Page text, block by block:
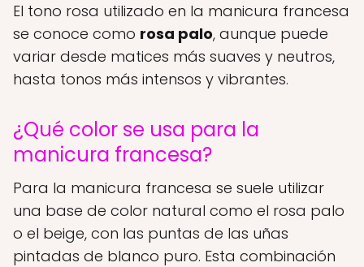
El tono rosa utilizado en la manicura francesa
se conoce como rosa palo, aunque puede
variar desde matices más suaves y neutros,
hasta tonos más intensos y vibrantes.
¿Qué color se usa para la
manicura francesa?
Para la manicura francesa se suele utilizar
una base de color natural como el rosa palo
o el beige, con las puntas de las uñas
pintadas de blanco puro. Esta combinación